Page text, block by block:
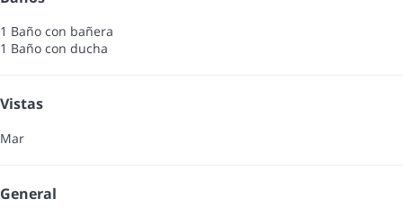
1 Baño con bañera
1 Baño con ducha
Vistas
Mar
General